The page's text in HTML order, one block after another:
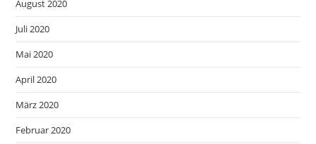
August 2020
Juli 2020
Mai 2020
April 2020
März 2020
Februar 2020